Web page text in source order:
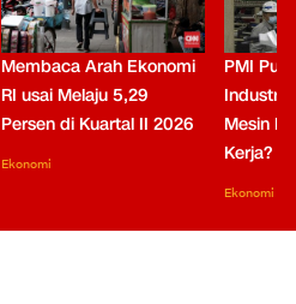
Membaca Arah Ekonomi
RI usai Melaju 5,29
Persen di Kuartal II 2026
Ekonomi
PMI
Industri
Mesin
Kerja?
Ekonomi